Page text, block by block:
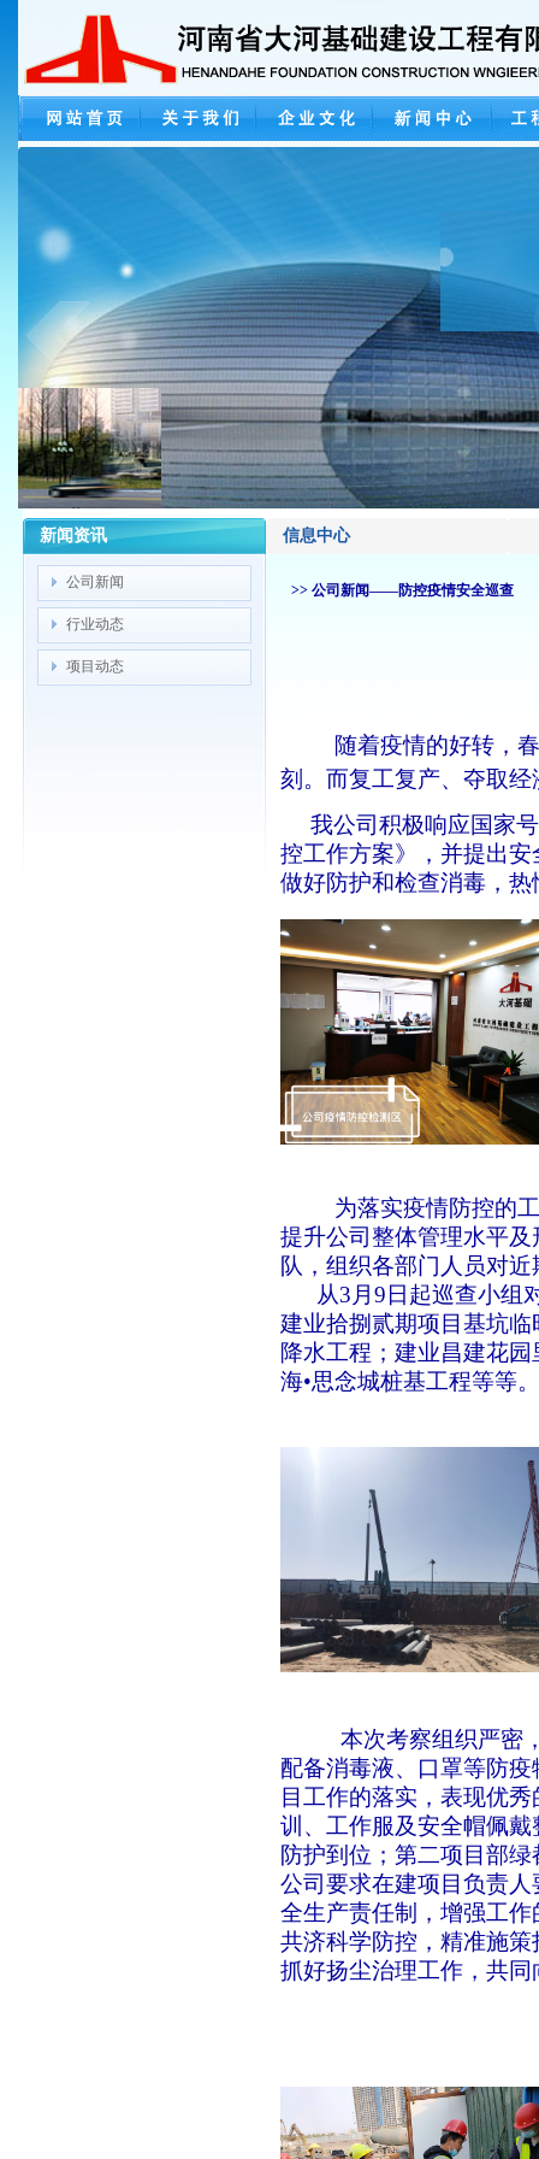
新闻资讯
公司新闻
行业动态
项目动态
信息中心
>> 公司新闻——防控疫情安全巡查
随着疫情的好转，
刻。而复工复产、夺取
我公司积极响应国家
控工作方案》，并提出
做好防护和检查消毒，
为落实疫情防控的
提升公司整体管理水平
队，组织各部门人员对
从3月9日起巡查小组
建业拾捌贰期项目基坑
降水工程；建业昌建花
海•思念城桩基工程等等。
本次考察组织严密
配备消毒液、口罩等防
目工作的落实，表现优
训、工作服及安全帽佩
防护到位；第二项目部
公司要求在建项目负责
全生产责任制，增强工
共济科学防控，精准施
抓好扬尘治理工作，共